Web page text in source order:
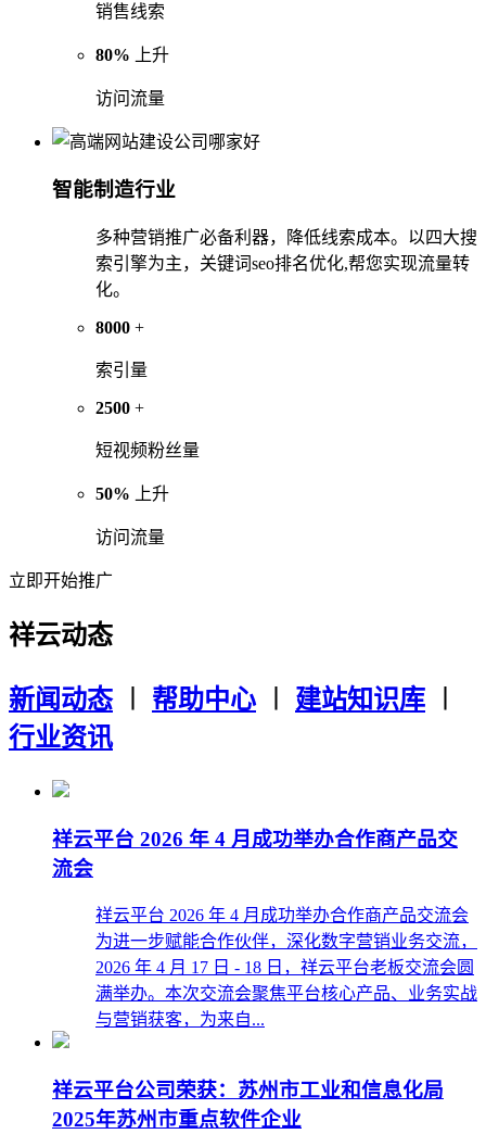
销售线索
80% 上升
访问流量
智能制造行业
多种营销推广必备利器，降低线索成本。以四大搜
索引擎为主，关键词seo排名优化,帮您实现流量转
化。
8000 +
索引量
2500 +
短视频粉丝量
50% 上升
访问流量
立即开始推广
祥云动态
新闻动态︱ 帮助中心︱ 建站知识库
行业资讯
祥云平台 2026 年 4 月成功举办合作商产品交
流会
祥云平台 2026 年 4 月成功举办合作商产品交流会
为进一步赋能合作伙伴，深化数字营销业务交流，
2026 年 4 月 17 日 - 18 日，祥云平台老板交流会圆
满举办。本次交流会聚焦平台核心产品、业务实战
与营销获客，为来自...
祥云平台公司荣获：苏州市工业和信息化局
2025年苏州市重点软件企业